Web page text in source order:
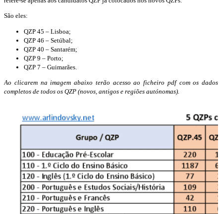
São eles:
QZP 45 – Lisboa;
QZP 46 – Setúbal;
QZP 40 – Santarém;
QZP 9 – Porto;
QZP 7 – Guimarães.
Ao clicarem na imagem abaixo terão acesso ao ficheiro pdf com os dados
completos de todos os QZP (novos, antigos e regiões autónomas).